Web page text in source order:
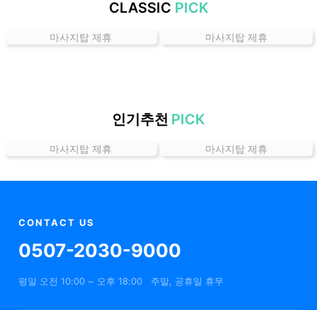
곳
인
보
CLASSIC PICK
마사지탑 제휴 마사지탑 제휴
인기추천 PICK
마사지탑 제휴 마사지탑 제휴
CONTACT US
0507-2030-9000
평일 오전 10:00 ~ 오후 18:00 주말, 공휴일 휴무